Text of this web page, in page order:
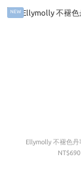
NEW
Ellymolly 不褪色
NT$690